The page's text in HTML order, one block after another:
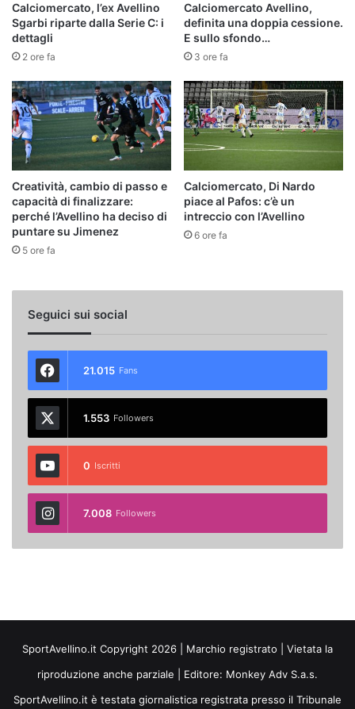
Calciomercato, l’ex Avellino
Sgarbi riparte dalla Serie C: i
dettagli
2 ore fa
Calciomercato Avellino,
definita una doppia cessione.
E sullo sfondo…
3 ore fa
Creatività, cambio di passo e
capacità di finalizzare:
perché l’Avellino ha deciso di
puntare su Jimenez
5 ore fa
Calciomercato, Di Nardo
piace al Pafos: c’è un
intreccio con l’Avellino
6 ore fa
Seguici sui social
21.015 Fans
1.553 Followers
0 Iscritti
7.008 Followers
SportAvellino.it Copyright 2026 | Marchio registrato | Vietata la
riproduzione anche parziale | Editore: Monkey Adv S.a.s.
SportAvellino.it è testata giornalistica registrata presso il Tribunale